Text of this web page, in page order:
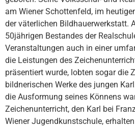
am Wiener Schottenfeld, im
der väterlichen Bildhauerwerkstatt.
50jährigen Bestandes der
Veranstaltungen auch in einer
die Leistungen des
präsentiert wurde, lobten sogar die
bildnerischen Werke des jungen
die Ausformung seines Könnens
Zeichenunterricht, den Karl bei
Wiener Jugendkunstschule,